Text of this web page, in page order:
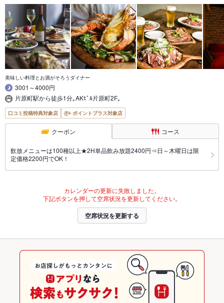
美味しい料理とお酒がそろうダイナー
3001～4000円
片原町駅から徒歩1分｡AKﾋﾞﾙ片原町2F｡
口コミ投稿特典対象店 ポイントプラス対象店
クーポン コース
飲放メニューは100種以上★2H単品飲み放題2400円⇒日～木曜日は限
定価格2200円でOK！
カレンダーの更新に失敗しました。
下記ボタンを押して空席状況を更新してください。
空席状況を更新する